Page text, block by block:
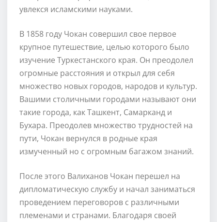
увлекся исламскими науками.
В 1858 году Чокан совершил свое первое
крупное путешествие, целью которого было
изучение Туркестанского края. Он преодолел
огромные расстояния и открыл для себя
множество новых городов, народов и культур.
Вашими столичными городами называют они
такие города, как Ташкент, Самарканд и
Бухара. Преодолев множество трудностей на
пути, Чокан вернулся в родные края
измученный но с огромным багажом знаний.
После этого Валиханов Чокан перешел на
дипломатическую службу и начал заниматься
проведением переговоров с различными
племенами и странами. Благодаря своей